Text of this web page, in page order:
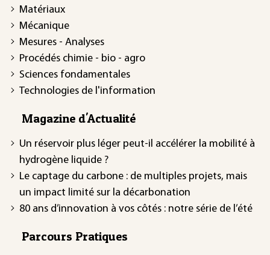
Matériaux
Mécanique
Mesures - Analyses
Procédés chimie - bio - agro
Sciences fondamentales
Technologies de l'information
Magazine d'Actualité
Un réservoir plus léger peut-il accélérer la mobilité à
hydrogène liquide ?
Le captage du carbone : de multiples projets, mais
un impact limité sur la décarbonation
80 ans d’innovation à vos côtés : notre série de l’été
Parcours Pratiques